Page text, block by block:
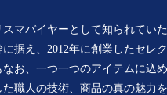
マバイヤーとして知られてい
据え、2012年に創業したセレ
お、一つ一つのアイテムに込
職人の技術、商品の真の魅力